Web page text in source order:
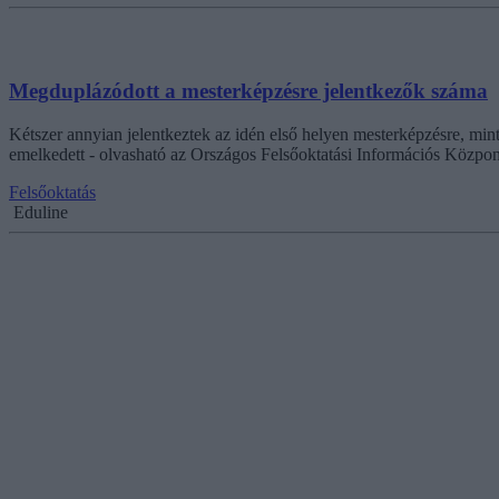
Megduplázódott a mesterképzésre jelentkezők száma
Kétszer annyian jelentkeztek az idén első helyen mesterképzésre,
emelkedett - olvasható az Országos Felsőoktatási Információs
Felsőoktatás
Eduline